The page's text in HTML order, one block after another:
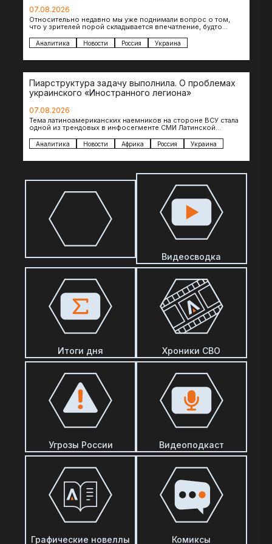
07.08.2026
Относительно недавно мы уже поднимали вопрос о том,
что у зрителей порой складывается впечатление, будто
Аналитика Новости Россия Украина
Пиарструктура задачу выполнила. О проблемах
украинского «Иностранного легиона»
07.08.2026
Тема латиноамериканских наемников на стороне ВСУ стала
одной из трендовых в инфосегменте СМИ Латинской
Аналитика Новости Африка Россия Украина
Видеосводка
Итоги дня Хроники СВО
Угрозы России Видеоподкаст
Графические новеллы Комиксы